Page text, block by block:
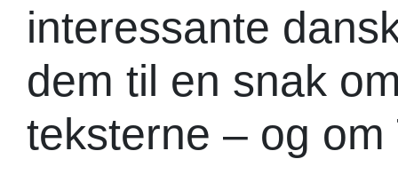
interessante
dem til en snak
teksterne – og om